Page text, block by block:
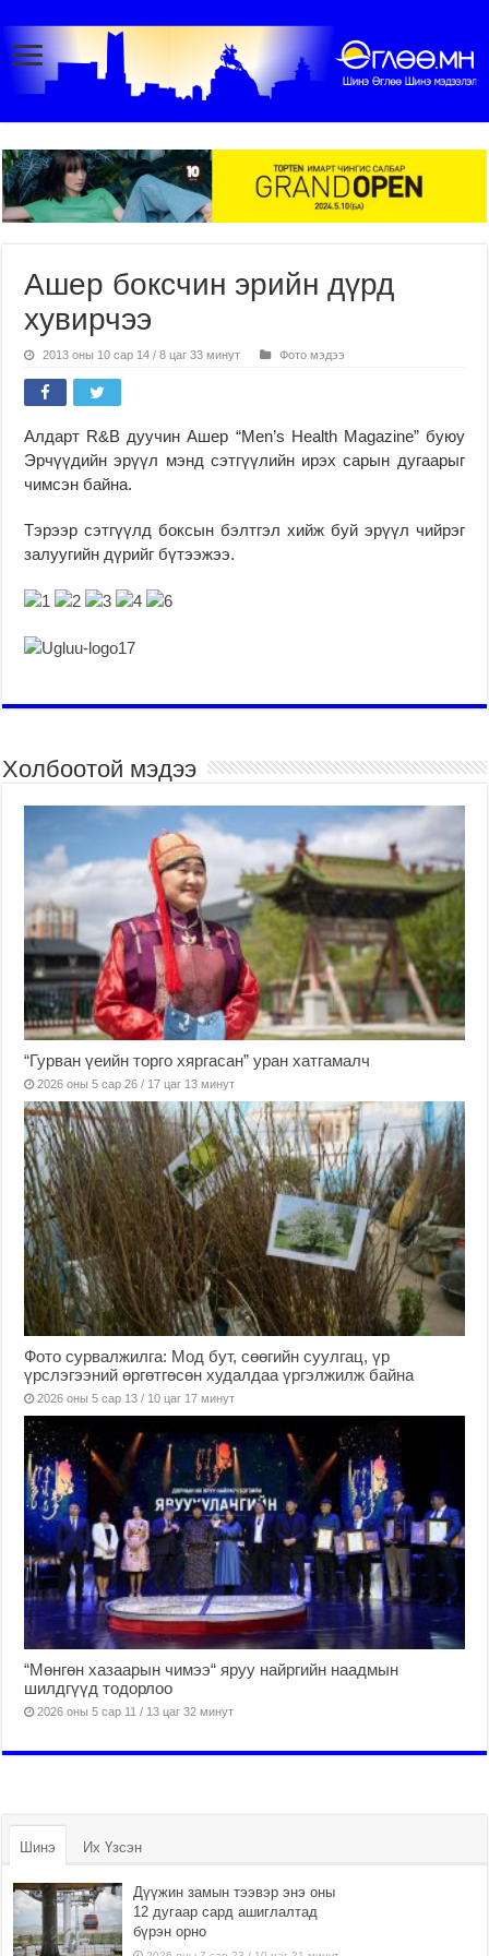
Ашер боксчин эрийн дүрд
хувирчээ
2013 оны 10 сар 14 / 8 цаг 33 минут Фото мэдээ
Алдарт R&B дуучин Ашер “Men’s Health Magazine” буюу
Эрчүүдийн эрүүл мэнд сэтгүүлийн ирэх сарын дугаарыг
чимсэн байна.
Тэрээр сэтгүүлд боксын бэлтгэл хийж буй эрүүл чийрэг
залуугийн дүрийг бүтээжээ.
Холбоотой мэдээ
“Гурван үеийн торго хяргасан” уран хатгамалч
2026 оны 5 сар 26 / 17 цаг 13 минут
Фото сурвалжилга: Мод бут, сөөгийн суулгац, үр
үрслэгээний өргөтгөсөн худалдаа үргэлжилж байна
2026 оны 5 сар 13 / 10 цаг 17 минут
“Мөнгөн хазаарын чимээ“ яруу найргийн наадмын
шилдгүүд тодорлоо
2026 оны 5 сар 11 / 13 цаг 32 минут
Шинэ Их Үзсэн
Дүүжин замын тээвэр энэ оны
12 дугаар сард ашиглалтад
бүрэн орно